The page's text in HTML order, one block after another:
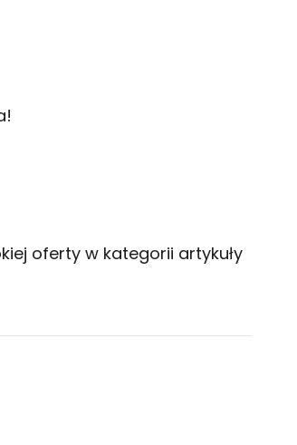
oferty w kategorii artykuły